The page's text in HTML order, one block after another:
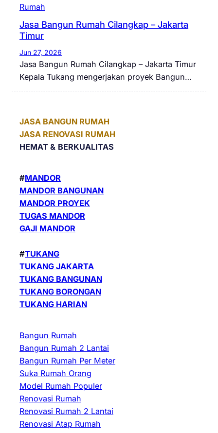
Rumah
Jasa Bangun Rumah Cilangkap – Jakarta
Timur
Jun 27, 2026
Jasa Bangun Rumah Cilangkap – Jakarta Timur
Kepala Tukang mengerjakan proyek Bangun…
JASA BANGUN RUMAH
JASA RENOVASI RUMAH
HEMAT & BERKUALITAS
#MANDOR
MANDOR BANGUNAN
MANDOR PROYEK
TUGAS MANDOR
GAJI MANDOR
#TUKANG
TUKANG JAKARTA
TUKANG BANGUNAN
TUKANG BORONGAN
TUKANG HARIAN
Bangun Rumah
Bangun Rumah 2 Lantai
Bangun Rumah Per Meter
Suka Rumah Orang
Model Rumah Populer
Renovasi Rumah
Renovasi Rumah 2 Lantai
Renovasi Atap Rumah